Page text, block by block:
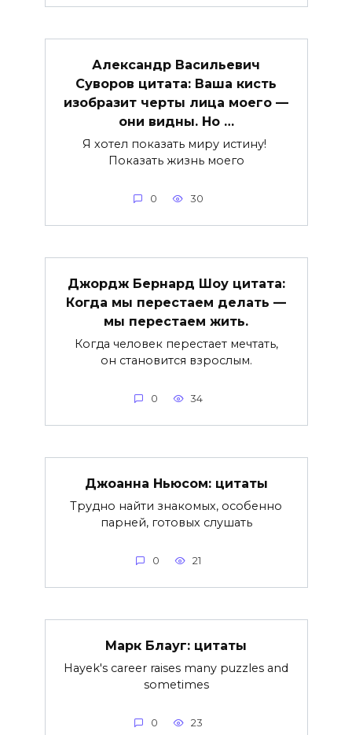
Александр Васильевич
Суворов цитата: Ваша кисть
изобразит черты лица моего —
они видны. Но …
Я хотел показать миру истину!
Показать жизнь моего
0 30
Джордж Бернард Шоу цитата:
Когда мы перестаем делать —
мы перестаем жить.
Когда человек перестает мечтать,
он становится взрослым.
0 34
Джоанна Ньюсом: цитаты
Трудно найти знакомых, особенно
парней, готовых слушать
0 21
Марк Блауг: цитаты
Hayek's career raises many puzzles and
sometimes
0 23